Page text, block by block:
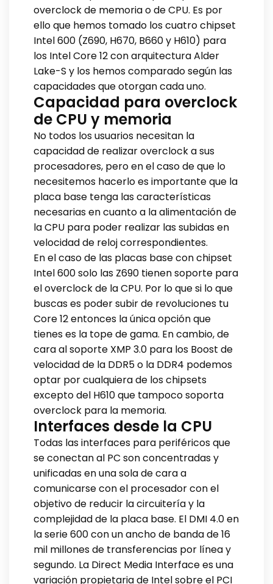
overclock de memoria o de CPU. Es por
ello que hemos tomado los cuatro chipset
Intel 600 (Z690, H670, B660 y H610) para
los Intel Core 12 con arquitectura Alder
Lake-S y los hemos comparado según las
capacidades que otorgan cada uno.
Capacidad para overclock
de CPU y memoria
No todos los usuarios necesitan la
capacidad de realizar overclock a sus
procesadores, pero en el caso de que lo
necesitemos hacerlo es importante que la
placa base tenga las características
necesarias en cuanto a la alimentación de
la CPU para poder realizar las subidas en
velocidad de reloj correspondientes.
En el caso de las placas base con chipset
Intel 600 solo las Z690 tienen soporte para
el overclock de la CPU. Por lo que si lo que
buscas es poder subir de revoluciones tu
Core 12 entonces la única opción que
tienes es la tope de gama. En cambio, de
cara al soporte XMP 3.0 para los Boost de
velocidad de la DDR5 o la DDR4 podemos
optar por cualquiera de los chipsets
excepto del H610 que tampoco soporta
overclock para la memoria.
Interfaces desde la CPU
Todas las interfaces para periféricos que
se conectan al PC son concentradas y
unificadas en una sola de cara a
comunicarse con el procesador con el
objetivo de reducir la circuitería y la
complejidad de la placa base. El DMI 4.0 en
la serie 600 con un ancho de banda de 16
mil millones de transferencias por línea y
segundo. La Direct Media Interface es una
variación propietaria de Intel sobre el PCI